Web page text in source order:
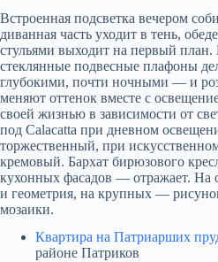
Встроенная подсветка вечером
диванная часть уходит в тень,
стульями выходит на первый
стеклянные подвесные плафоны
глубокими, почти ночными — и
меняют оттенок вместе с
своей жизнью в зависимости от
под Calacatta при дневном
торжественный, при
кремовый. Бархат бирюзового
кухонных фасадов — отражает. На
и геометрия, на крупных —
мозаики.
Квартира на Патриарших
районе Патриков